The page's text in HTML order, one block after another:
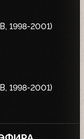
1998-2001)
1998-2001)